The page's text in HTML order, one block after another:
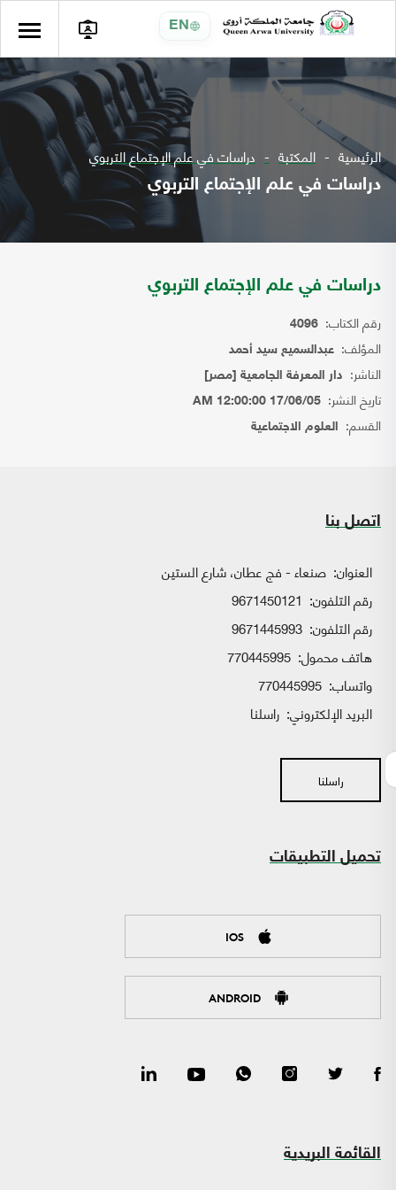
EN
الرئيسية المكتبة دراسات في علم الإجتماع التربوي
دراسات في علم الإجتماع التربوي
دراسات في علم الإجتماع التربوي
رقم الكتاب: 4096
المؤلف: عبدالسميع سيد أحمد
الناشر: دار المعرفة الجامعية [مصر]
تاريخ النشر: 17/06/05 12:00:00 AM
القسم: العلوم الاجتماعية
اتصل بنا
العنوان: صنعاء - فج عطان، شارع الستين
رقم التلفون: 9671450121
رقم التلفون: 9671445993
هاتف محمول: 770445995
واتساب:
البريد الإلكتروني: راسلنا
راسلنا
تحميل التطبيقات
IOS
ANDROID
القائمة البريدية